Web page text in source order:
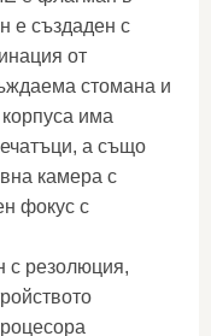
е създаден с
от
стомана и
има
а също
камера с
фокус с
с резолюция,